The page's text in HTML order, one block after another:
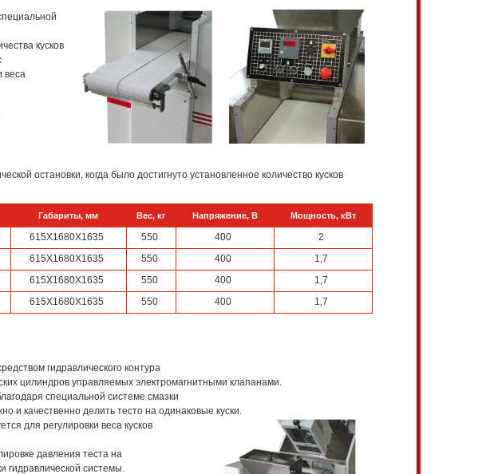
кусков
веса
остановки, когда было достигнуто установленное количество кусков
Габариты, мм Вес, кг Напряжение, В Мощность, кВт
615Х1680Х1635 550 400
2
615Х1680Х1635 550 400
1,7
615Х1680Х1635 550 400
1,7
615Х1680Х1635 550 400 1,7
гидравлического контура
цилиндров управляемых электромагнитными клапанами.
специальной системе смазки
и качественно делить тесто на одинаковые куски.
для регулировки веса кусков
давления теста на
гидравлической системы.